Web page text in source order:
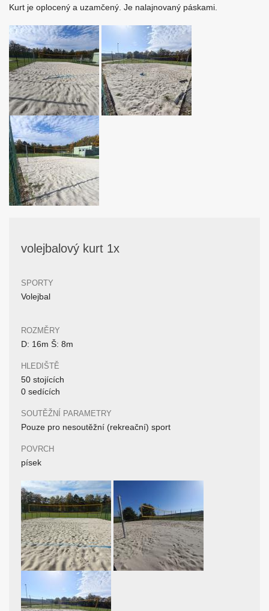
Kurt je oplocený a uzamčený. Je nalajnovaný páskami.
volejbalový kurt 1x
SPORTY
Volejbal
ROZMĚRY
D: 16m Š: 8m
HLEDIŠTĚ
50 stojících
0 sedících
SOUTĚŽNÍ PARAMETRY
Pouze pro nesoutěžní (rekreační) sport
POVRCH
písek